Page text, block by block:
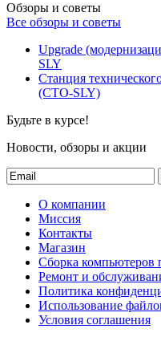
Обзоры и советы
Все обзоры и советы
Upgrade
SLY
Станция
(СТО-SLY)
Будьте в курсе!
Новости, обзоры и акции
О компании
Миссия
Контакты
Магазин
Сборка компьютеров
Ремонт и
Политика
Использование
Условия соглашения